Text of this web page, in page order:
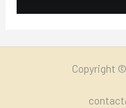
Copyright ©